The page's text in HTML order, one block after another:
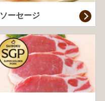
ソーセージ